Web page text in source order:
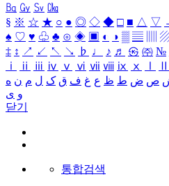
㏃ ㏉ ㏜ ㏆
§ ※ ☆ ★ ○ ● ◎ ◇ ◆ □ ■ △ ▽
♠ ♡ ♥ ♧ ♣ ⊙ ◈ ▣ ◐ ◑ ▒ ▤
‡ ↕ ↗ ↙ ↖ ↘ ♭ ♩ ♪ ♬ ㉿ ㈜ №
ⅰ
ⅱ ⅲ ⅳ ⅴ ⅵ ⅶ ⅷ ⅸ ⅹ
ص ض ط ظ ع غ ف ق ک ل م ن ه
و ی
닫기
통합검색